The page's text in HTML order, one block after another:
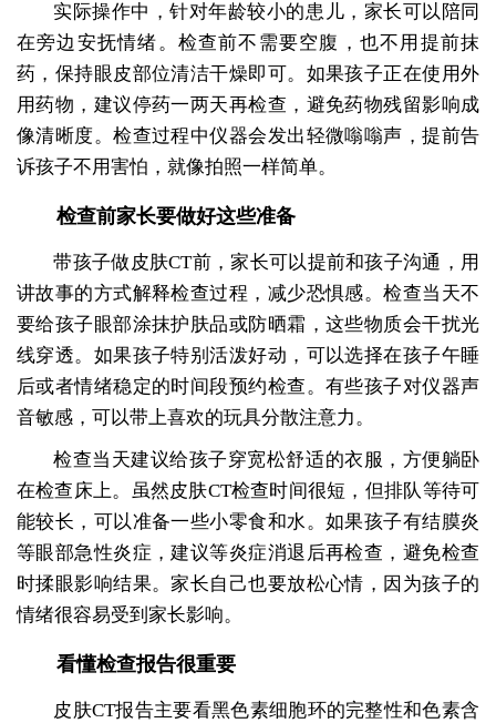
实际操作中，针对年龄较小的患儿，家长可以陪同
在旁边安抚情绪。检查前不需要空腹，也不用提前抹
药，保持眼皮部位清洁干燥即可。如果孩子正在使用外
用药物，建议停药一两天再检查，避免药物残留影响成
像清晰度。检查过程中仪器会发出轻微嗡嗡声，提前告
诉孩子不用害怕，就像拍照一样简单。
检查前家长要做好这些准备
带孩子做皮肤CT前，家长可以提前和孩子沟通，用
讲故事的方式解释检查过程，减少恐惧感。检查当天不
要给孩子眼部涂抹护肤品或防晒霜，这些物质会干扰光
线穿透。如果孩子特别活泼好动，可以选择在孩子午睡
后或者情绪稳定的时间段预约检查。有些孩子对仪器声
音敏感，可以带上喜欢的玩具分散注意力。
检查当天建议给孩子穿宽松舒适的衣服，方便躺卧
在检查床上。虽然皮肤CT检查时间很短，但排队等待可
能较长，可以准备一些小零食和水。如果孩子有结膜炎
等眼部急性炎症，建议等炎症消退后再检查，避免检查
时揉眼影响结果。家长自己也要放松心情，因为孩子的
情绪很容易受到家长影响。
看懂检查报告很重要
皮肤CT报告主要看黑色素细胞环的完整性和色素含